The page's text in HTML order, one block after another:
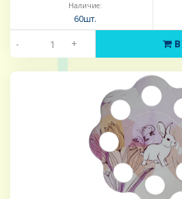
Наличие:
60шт.
- + В